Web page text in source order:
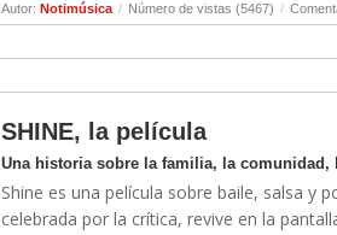
Autor: Notimúsica / Número de vistas (5467) /
SHINE, la película
Una historia sobre la familia, la comunidad,
Shine es una película sobre baile, salsa y
celebrada por la crítica, revive en la